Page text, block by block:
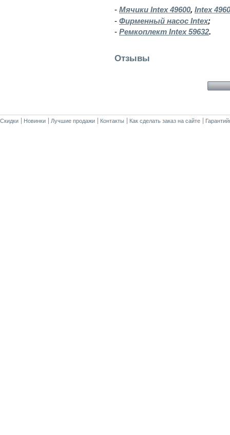
- Мячики Intex 49600, Intex
- Фирменный насос Intex;
- Ремкоплект Intex 59632.
Отзывы
Скидки Новинки Лучшие продажи Контакты Как сделать заказ на сайте